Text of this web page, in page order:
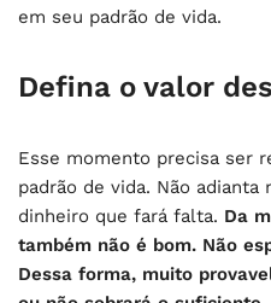
em seu padrão de vida.
Defina o valor
Esse momento precisa ser
padrão de vida. Não adianta
dinheiro que fará falta. Da
também não é bom. Não
Dessa forma, muito